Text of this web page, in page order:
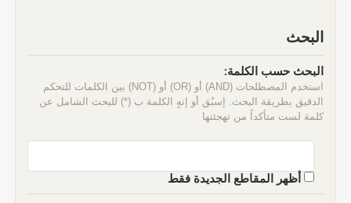
البحث
البحث حسب الكلمة:
استخدم المصطلحات (AND) أو (OR) أو (NOT) بين الكلمات للتحكم
الدقيق بطريقة البحث. إسبُق أو إنهٍ الكلمة ب (*) للبحث الشامل عن
كلمة لست متأكداً من تهجئتها
أظهر المقاطع الجديدة فقط